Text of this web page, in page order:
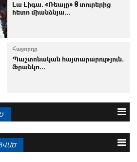
Լա Լիգա. «Ռեալը» 8 տուրերից
հետո միանձնյա...
Հաջորդը
Պաշտոնական հայտարարություն.
Ֆրանկո...
09.08.2026